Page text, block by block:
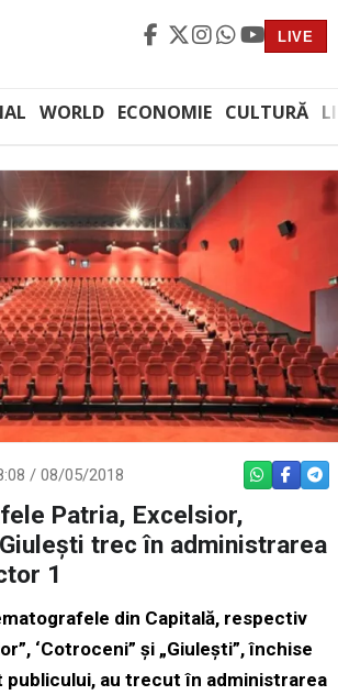
LIVE
WORLD ECONOMIE CULTURĂ
/ 08/05/2018 WHATSAPP
Patria, Excelsior,
trec în administrarea
1
din Capitală, respectiv
‘Cotroceni” şi „Giuleşti”, închise
publicului, au trecut în administrarea